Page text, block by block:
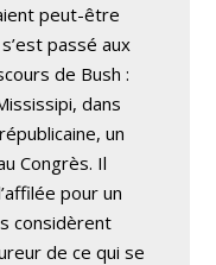
peut-être
passé aux
de Bush :
dans
un
Congrès. Il
pour un
considèrent
de ce qui se